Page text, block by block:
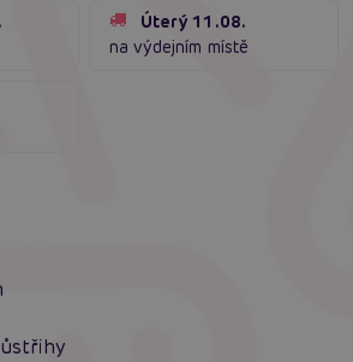
Úterý 11.08.
na výdejním místě